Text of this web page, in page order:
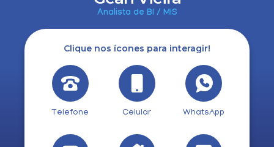
Analista de BI / MIS
Clique nos ícones para interagir!
Telefone Celular WhatsApp